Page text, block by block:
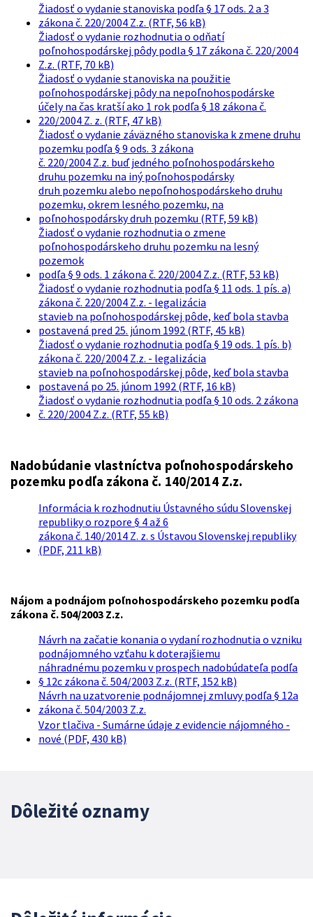
Žiadosť o vydanie stanoviska podľa § 17 ods. 2 a 3
zákona č. 220/2004 Z.z. (RTF, 56 kB)
Žiadosť o vydanie rozhodnutia o odňatí
poľnohospodárskej pôdy podla § 17 zákona č. 220/2004
Z.z. (RTF, 70 kB)
Žiadosť o vydanie stanoviska na použitie
poľnohospodárskej pôdy na nepoľnohospodárske
účely na čas kratší ako 1 rok podľa § 18 zákona č.
220/2004 Z. z. (RTF, 47 kB)
Žiadosť o vydanie záväzného stanoviska k zmene druhu
pozemku podľa § 9 ods. 3 zákona
č. 220/2004 Z.z. buď jedného poľnohospodárskeho
druhu pozemku na iný poľnohospodársky
druh pozemku alebo nepoľnohospodárskeho druhu
pozemku, okrem lesného pozemku, na
poľnohospodársky druh pozemku (RTF, 59 kB)
Žiadosť o vydanie rozhodnutia o zmene
poľnohospodárskeho druhu pozemku na lesný
pozemok
podľa § 9 ods. 1 zákona č. 220/2004 Z.z. (RTF, 53 kB)
Žiadosť o vydanie rozhodnutia podľa § 11 ods. 1 pís. a)
zákona č. 220/2004 Z.z. - legalizácia
stavieb na poľnohospodárskej pôde, keď bola stavba
postavená pred 25. júnom 1992 (RTF, 45 kB)
Žiadosť o vydanie rozhodnutia podľa § 19 ods. 1 pís. b)
zákona č. 220/2004 Z.z. - legalizácia
stavieb na poľnohospodárskej pôde, keď bola stavba
postavená po 25. júnom 1992 (RTF, 16 kB)
Žiadosť o vydanie rozhodnutia podľa § 10 ods. 2 zákona
č. 220/2004 Z.z. (RTF, 55 kB)
Nadobúdanie vlastníctva poľnohospodárskeho
pozemku podľa zákona č. 140/2014 Z.z.
Informácia k rozhodnutiu Ústavného súdu Slovenskej
republiky o rozpore § 4 až 6
zákona č. 140/2014 Z. z. s Ústavou Slovenskej republiky
(PDF, 211 kB)
Nájom a podnájom poľnohospodárskeho pozemku podľa
zákona č. 504/2003 Z.z.
Návrh na začatie konania o vydaní rozhodnutia o vzniku
podnájomného vzťahu k doterajšiemu
náhradnému pozemku v prospech nadobúdateľa podľa
§ 12c zákona č. 504/2003 Z.z. (RTF, 152 kB)
Návrh na uzatvorenie podnájomnej zmluvy podľa § 12a
zákona č. 504/2003 Z.z.
Vzor tlačiva - Sumárne údaje z evidencie nájomného -
nové (PDF, 430 kB)
Dôležité oznamy